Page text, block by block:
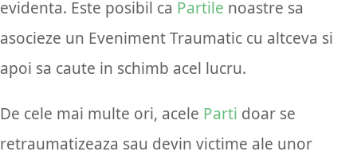
evidenta. Este posibil ca Partile noastre sa
asocieze un Eveniment Traumatic cu altceva si
apoi sa caute in schimb acel lucru.
De cele mai multe ori, acele Parti doar se
retraumatizeaza sau devin victime ale unor